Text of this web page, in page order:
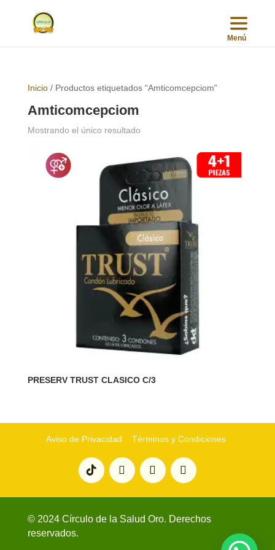
Inicio/ Productos etiquetados “Amticomcepciom”
Amticomcepciom
Mostrando el único resultado
PRESERV TRUST CLASICO C/3
Aviso de Privacidad Términos y Condiciones
© 2024 Círculo de la Salud Oro. Derechos
reservados.